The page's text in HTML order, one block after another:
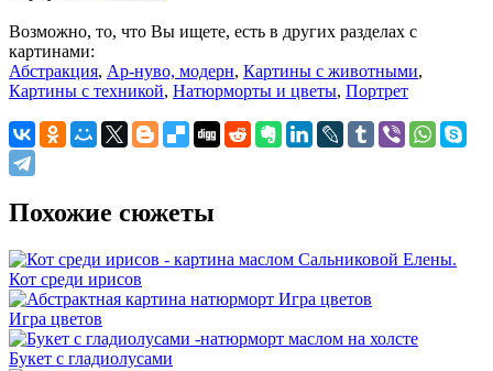
Возможно, то, что Вы ищете, есть в других разделах с
картинами:
Абстракция, Ар-нуво, модерн, Картины с животными,
Картины с техникой, Натюрморты и цветы, Портрет
Похожие сюжеты
Кот среди ирисов
Игра цветов
Букет с гладиолусами